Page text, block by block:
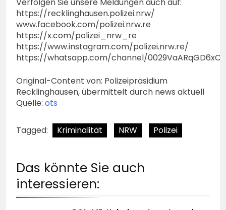
Verfolgen Sie unsere Meldungen auch auf:
https://recklinghausen.polizei.nrw/
www.facebook.com/polizei.nrw.re
https://x.com/polizei_nrw_re
https://www.instagram.com/polizei.nrw.re/
https://whatsapp.com/channel/
Original-Content von: Polizeipräsidium
Recklinghausen, übermittelt durch news aktuell
Quelle: ots
Tagged: Kriminalität NRW Polizei
Das könnte Sie auch
interessieren: